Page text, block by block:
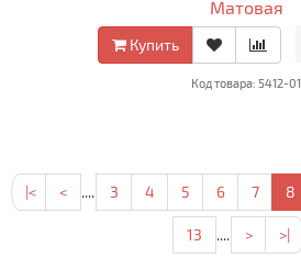
Матовая
Купить
Код товара: 5412-01
|< < .... 3 4 5 6 7 8
13 .... > >|